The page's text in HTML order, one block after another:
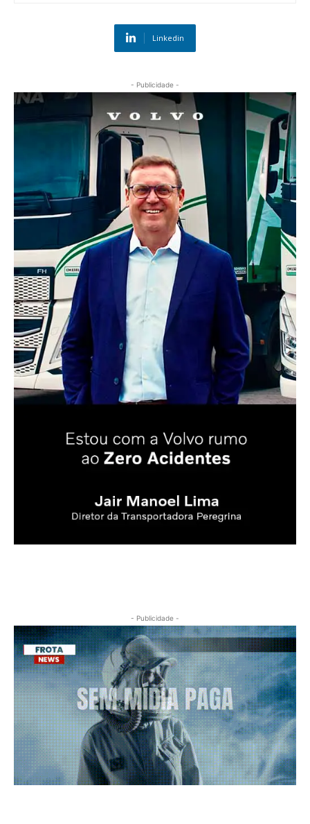
Linkedin
- Publicidade -
- Publicidade -